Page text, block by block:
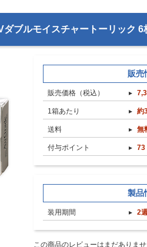
ダブルモイスチャートーリック 6
販売
販売価格（税込）
1箱あたり 約
送料 無
付与ポイント 73
製品
装用期間 2
この商品のレビューはまだありませ